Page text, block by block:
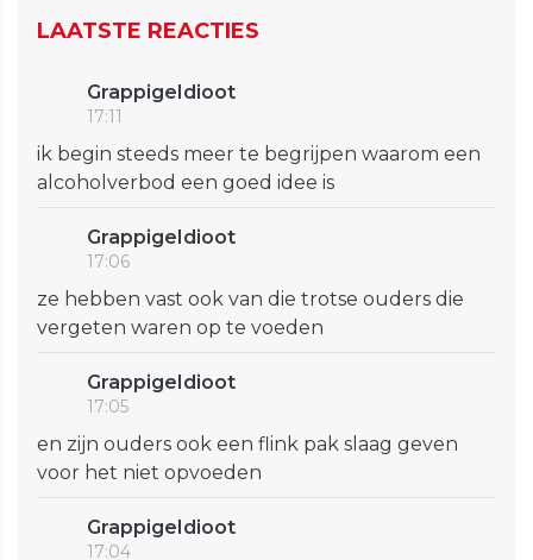
LAATSTE REACTIES
GrappigeIdioot
17:11
ik begin steeds meer te begrijpen waarom een
alcoholverbod een goed idee is
GrappigeIdioot
17:06
ze hebben vast ook van die trotse ouders die
vergeten waren op te voeden
GrappigeIdioot
17:05
en zijn ouders ook een flink pak slaag geven
voor het niet opvoeden
GrappigeIdioot
17:04